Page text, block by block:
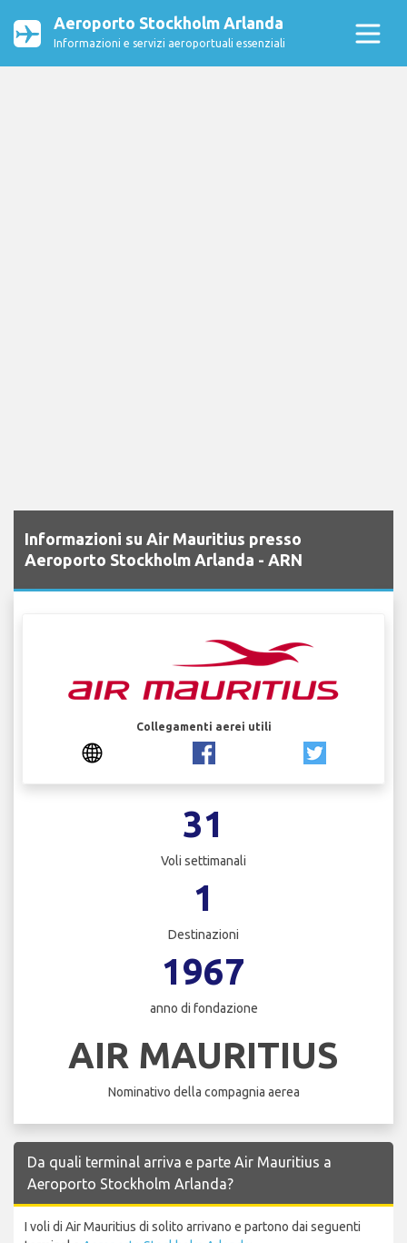
Aeroporto Stockholm Arlanda
Informazioni e servizi aeroportuali essenziali
Informazioni su Air Mauritius presso
Aeroporto Stockholm Arlanda - ARN
Collegamenti aerei utili
31
Voli settimanali
1
Destinazioni
1967
anno di fondazione
AIR MAURITIUS
Nominativo della compagnia aerea
Da quali terminal arriva e parte Air Mauritius a
Aeroporto Stockholm Arlanda?
I voli di Air Mauritius di solito arrivano e partono dai seguenti